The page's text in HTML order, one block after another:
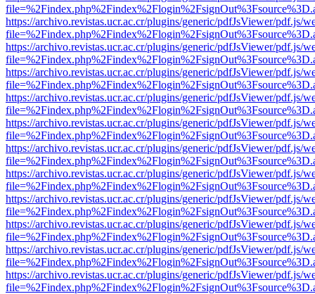
https://archivo.revistas.ucr.ac.cr/plugins/generic/pdfJsViewer/pdf.js/
https://archivo.revistas.ucr.ac.cr/plugins/generic/pdfJsViewer/pdf.js/
https://archivo.revistas.ucr.ac.cr/plugins/generic/pdfJsViewer/pdf.js/
https://archivo.revistas.ucr.ac.cr/plugins/generic/pdfJsViewer/pdf.js/
https://archivo.revistas.ucr.ac.cr/plugins/generic/pdfJsViewer/pdf.js/
https://archivo.revistas.ucr.ac.cr/plugins/generic/pdfJsViewer/pdf.js/
https://archivo.revistas.ucr.ac.cr/plugins/generic/pdfJsViewer/pdf.js/
https://archivo.revistas.ucr.ac.cr/plugins/generic/pdfJsViewer/pdf.js/
https://archivo.revistas.ucr.ac.cr/plugins/generic/pdfJsViewer/pdf.js/
https://archivo.revistas.ucr.ac.cr/plugins/generic/pdfJsViewer/pdf.js/
https://archivo.revistas.ucr.ac.cr/plugins/generic/pdfJsViewer/pdf.js/